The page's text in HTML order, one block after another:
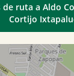
de ruta a Aldo
Cortijo